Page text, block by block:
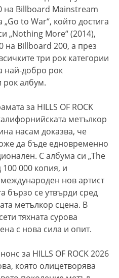
на Billboard Mainstream
to War“, който достига
„Nothing More“ (2014),
на Billboard 200, а през
три рок категории
най-добро рок
рок албум.
за HILLS OF ROCK
метълкор
насам доказва, че
да бъде едновременно
С албума си „The
100 000 копия, и
нов артист
бързо се утвърди сред
метълкор сцена. В
тяхната сурова
с нова сила и опит.
за HILLS OF ROCK 2026
която олицетворява